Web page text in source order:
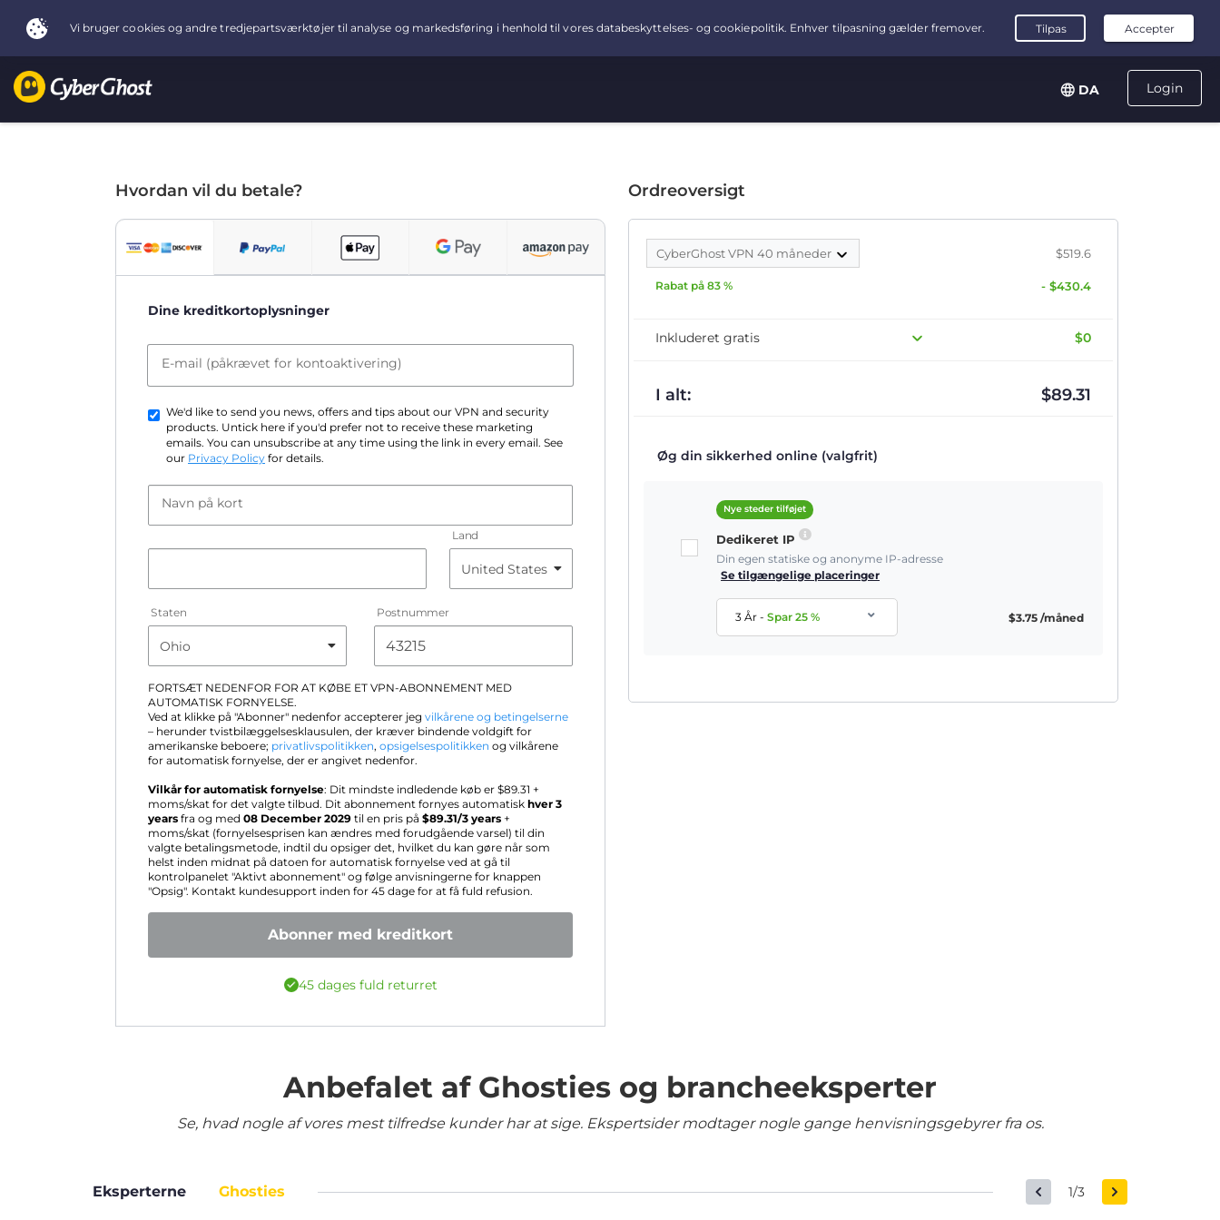
Login
DA
Hvordan vil du betale?
Dine kreditkortoplysninger
E-mail (påkrævet for kontoaktivering)
We'd like to send you news, offers and tips about our VPN and security
products. Untick here if you'd prefer not to receive these marketing
emails. You can unsubscribe at any time using the link in every email. See
our Privacy Policy for details.
Navn på kort
Land
Staten Postnummer
FORTSÆT NEDENFOR FOR AT KØBE ET VPN-ABONNEMENT MED
AUTOMATISK FORNYELSE.
Ved at klikke på "Abonner" nedenfor accepterer jeg vilkårene og betingelserne
– herunder tvistbilæggelsesklausulen, der kræver bindende voldgift for
amerikanske beboere; privatlivspolitikken, opsigelsespolitikken og vilkårene
for automatisk fornyelse, der er angivet nedenfor.
Vilkår for automatisk fornyelse: Dit mindste indledende køb er $89.31 +
moms/skat for det valgte tilbud. Dit abonnement fornyes automatisk hver 3
years fra og med 08 December 2029 til en pris på $89.31/3 years +
moms/skat (fornyelsesprisen kan ændres med forudgående varsel) til din
valgte betalingsmetode, indtil du opsiger det, hvilket du kan gøre når som
helst inden midnat på datoen for automatisk fornyelse ved at gå til
kontrolpanelet "Aktivt abonnement" og følge anvisningerne for knappen
"Opsig". Kontakt kundesupport inden for 45 dage for at få fuld refusion.
Abonner med kreditkort
45 dages fuld returret
Ordreoversigt
CyberGhost VPN 40 måneder $519.6
Rabat på 83 % - $430.4
Inkluderet gratis $0
I alt: $89.31
Øg din sikkerhed online (valgfrit)
Nye steder tilføjet
Dedikeret IP
Din egen statiske og anonyme IP-adresse
Se tilgængelige placeringer
3 År-Spar25 % $3.75 /måned
Anbefalet af Ghosties og brancheeksperter
Se, hvad nogle af vores mest tilfredse kunder har at sige. Ekspertsider modtager nogle gange henvisningsgebyrer fra os.
Eksperterne Ghosties 1/3